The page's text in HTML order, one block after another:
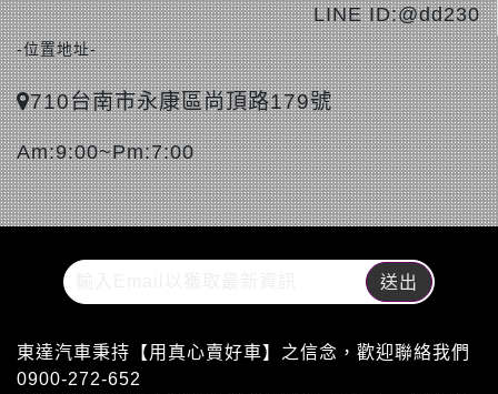
LINE ID:@dd230
-位置地址-
710台南市永康區尚頂路179號
Am:9:00~Pm:7:00
東達汽車秉持【用真心賣好車】之信念，歡迎聯絡我們
0900-272-652